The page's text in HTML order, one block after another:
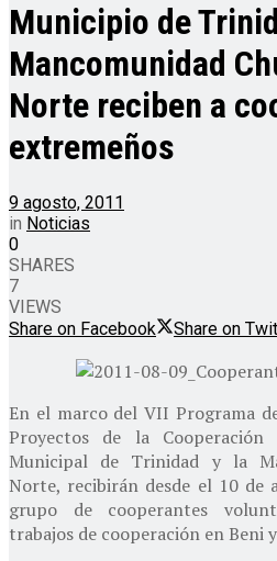
Municipio de
Mancomunidad
Norte reciben a
extremeños
9 agosto, 2011
in Noticias
0
SHARES
7
VIEWS
Share on Facebook
Share on
En el marco del VII Programa
Proyectos de la Cooperación
Municipal de Trinidad y la
Norte, recibirán desde el 10 de
grupo de cooperantes
trabajos de cooperación en Beni